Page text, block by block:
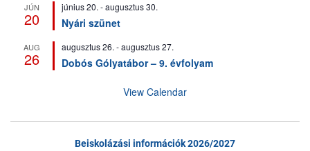
JÚN
20
június 20. -augusztus 30.
Nyári szünet
AUG
26
augusztus 26. -augusztus 27.
Dobós Gólyatábor – 9. évfolyam
View Calendar
Beiskolázási információk 2026/2027